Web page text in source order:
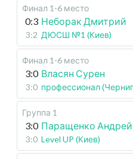
Финал 1-6 место
0:3 Неборак Дмитрий
3:2 ДЮСШ №1 (Киев)
Финал 1-6 место
3:0 Власян Сурен
3:0 профессионал
Группа 1
3:0 Паращенко Андрей
3:0 Level UP (Киев)